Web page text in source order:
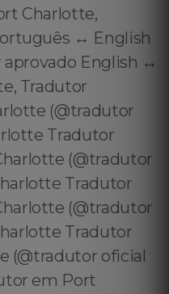
Charlotte,
↔️ English
English ↔️
Tradutor
(@tradutor
Tradutor
(@tradutor
Tradutor
(@tradutor
Tradutor
(@tradutor oficial
em Port